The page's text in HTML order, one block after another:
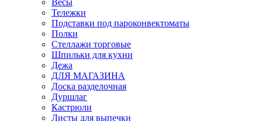
Весы
Тележки
Подставки под пароконвектоматы
Полки
Стеллажи торговые
Шпильки для кухни
Дежа
ДЛЯ МАГАЗИНА
Доска разделочная
Дуршлаг
Кастрюли
Листы для выпечки